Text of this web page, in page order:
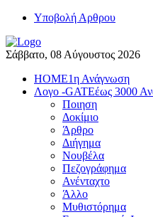
Yποβολή Αρθρου
Σάββατο, 08 Αύγουστος 2026
HOME1η Ανάγνωση
Λογο -GATEέως 3000
Ποιηση
Δοκίμιο
Άρθρο
Διήγημα
Νουβέλα
Πεζογράφημα
Ανένταχτο
Άλλο
Μυθιστόρημα